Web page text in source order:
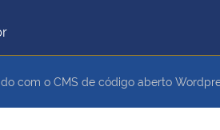
com o CMS de código aberto